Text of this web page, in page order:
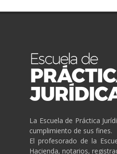
La Escuela de Práctica
cumplimiento de sus fines.
El profesorado de la
Hacienda, notarios,